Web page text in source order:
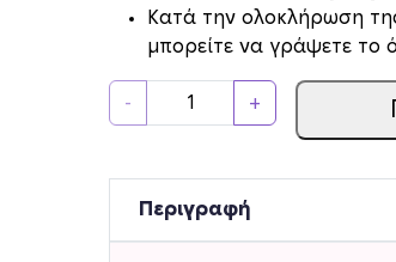
Κατά την ολοκλήρωση
μπορείτε να γράψετε το
-
ο
τ
κ
+
Περιγραφή